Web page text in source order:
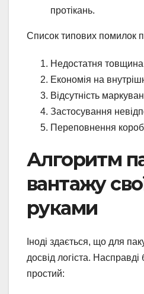
протікань.
Список типових помилок
Недостатня товщина
Економія на
Відсутність
Застосування
Переповнення
Алгоритм
вантажу
руками
Іноді здається, що для
досвід логіста.
простий: